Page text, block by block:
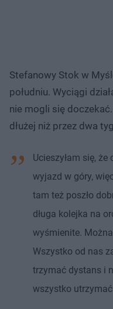
Stefanowy Stok w
południu. Wyciągi
nie mogli się
dłużej niż przez dwa
Ucieszyłam się,
wyjazd w góry,
tam też poszło
długa kolejka na
wyśmienite.
Wszystko od nas
trzymać dystans i
wszystko utrzymać